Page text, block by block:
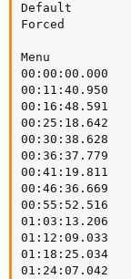
Default
Forced
Menu